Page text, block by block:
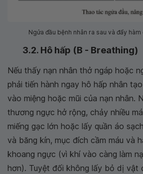
Ngửa đầu bệnh nhân ra sau và đẩy
3.2. Hô hấp (B - Breathing)
Nếu thấy nạn nhân thở ngáp hoặc
phải tiến hành ngay hô hấp nhân
vào miệng hoặc mũi của nạn nhân.
thương ngực hở rộng, chảy nhiều
miếng gạc lớn hoặc lấy quần áo
và băng kín, mục đích cầm máu và
khoang ngực (vì khí vào càng làm
hơn). Tuyệt đối không lấy bỏ dị vật